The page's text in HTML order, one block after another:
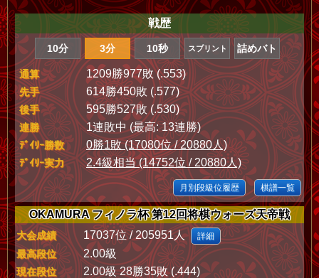
戦歴
10分 3分 10秒 スプリント 詰めバト
通算 1209勝977敗 (.553)
先手 614勝450敗 (.577)
後手 595勝527敗 (.530)
連勝 1連敗中 (最高: 13連勝)
ﾃﾞｲﾘｰ勝数 0勝1敗 (17080位 / 20880人)
ﾃﾞｲﾘｰ実力 2.4級相当 (14752位 / 20880人)
月別段級位履歴 棋譜一覧
OKAMURA フィノラ杯 第12回将棋ウォーズ天帝戦
大会成績 17037位 / 205951人 詳細
最高段位 2.00級
現在段位
2.00級 28勝35敗 (.444)